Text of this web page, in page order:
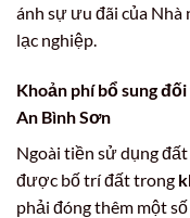
ánh sự ưu đãi của
lạc nghiệp.
Khoản phí bổ sung
An Bình Sơn
Ngoài tiền sử dụng
được bố trí đất trong
phải đóng thêm một